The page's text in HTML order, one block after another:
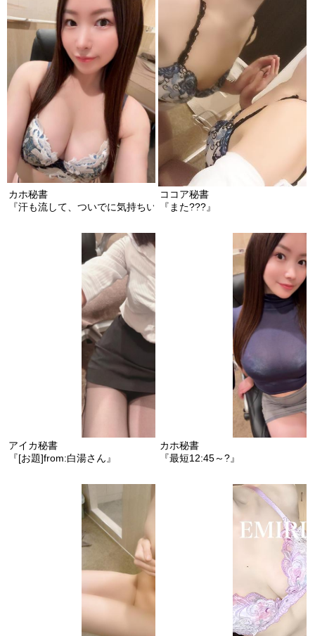
カホ秘書
『汗も流して、ついでに気持ちいいことも…?』
ココア秘書
『また???』
アイカ秘書
『[お題]from:白湯さん』
カホ秘書
『最短12:45～?』